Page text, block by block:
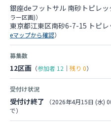
銀座deフットサル 南砂トピレッ
ラー区画)）
東京都江東区南砂6-7-15 トピ
eマップから確認）
募集数
12区画 （参加者 12 ｜ 残り 0）
受付け状況
受付け終了
（2026年4月15日 (水)
で）